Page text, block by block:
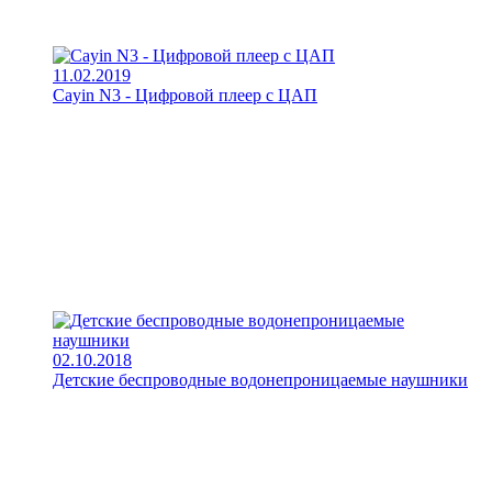
11.02.2019
Cayin N3 - Цифровой плеер с ЦАП
02.10.2018
Детские беспроводные водонепроницаемые наушники